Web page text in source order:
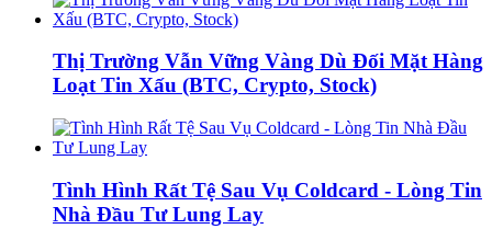
Thị Trường Vẫn Vững Vàng Dù Đối Mặt Hàng
Loạt Tin Xấu (BTC, Crypto, Stock)
Tình Hình Rất Tệ Sau Vụ Coldcard - Lòng Tin
Nhà Đầu Tư Lung Lay